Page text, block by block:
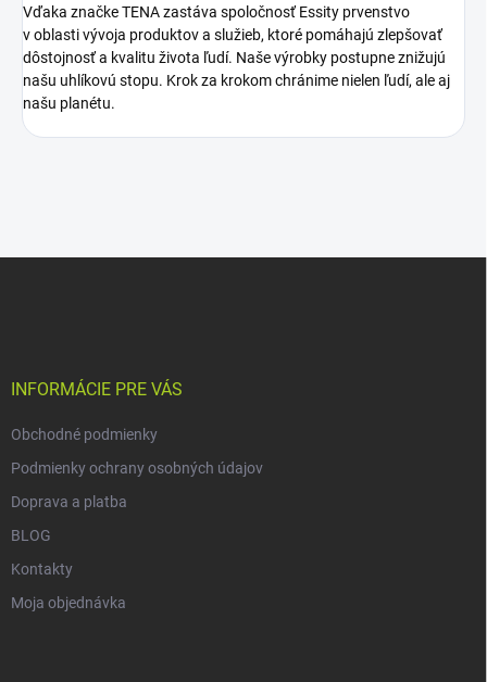
Vďaka značke TENA zastáva spoločnosť Essity prvenstvo
v oblasti vývoja produktov a služieb, ktoré pomáhajú zlepšovať
dôstojnosť a kvalitu života ľudí. Naše výrobky postupne znižujú
našu uhlíkovú stopu. Krok za krokom chránime nielen ľudí, ale aj
našu planétu.
INFORMÁCIE PRE VÁS
Obchodné podmienky
Podmienky ochrany osobných údajov
Doprava a platba
BLOG
Kontakty
Moja objednávka